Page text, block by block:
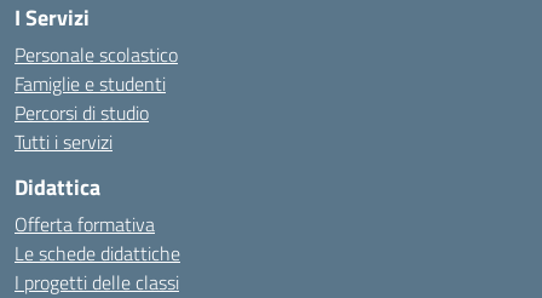
I Servizi
Personale scolastico
Famiglie e studenti
Percorsi di studio
Tutti i servizi
Didattica
Offerta formativa
Le schede didattiche
I progetti delle classi